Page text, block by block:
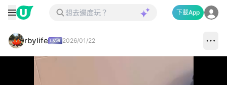
下載App
rbylife 2026/01/22